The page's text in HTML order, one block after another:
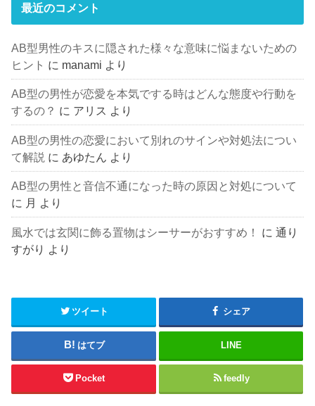
最近のコメント
AB型男性のキスに隠された様々な意味に悩まないための
ヒント に manami より
AB型の男性が恋愛を本気でする時はどんな態度や行動を
するの？ に アリス より
AB型の男性の恋愛において別れのサインや対処法につい
て解説 に あゆたん より
AB型の男性と音信不通になった時の原因と対処について
に 月 より
風水では玄関に飾る置物はシーサーがおすすめ！ に通り
すがり
より
ツイート シェア
はてブ LINE
Pocket feedly